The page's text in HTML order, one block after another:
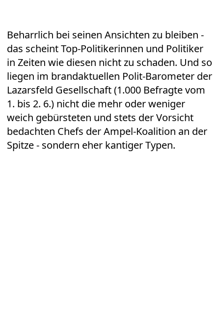
Beharrlich bei seinen Ansichten zu bleiben -
das scheint Top-Politikerinnen und Politiker
in Zeiten wie diesen nicht zu schaden. Und so
liegen im brandaktuellen Polit-Barometer der
Lazarsfeld Gesellschaft (1.000 Befragte vom
1. bis 2. 6.) nicht die mehr oder weniger
weich gebürsteten und stets der Vorsicht
bedachten Chefs der Ampel-Koalition an der
Spitze - sondern eher kantiger Typen.